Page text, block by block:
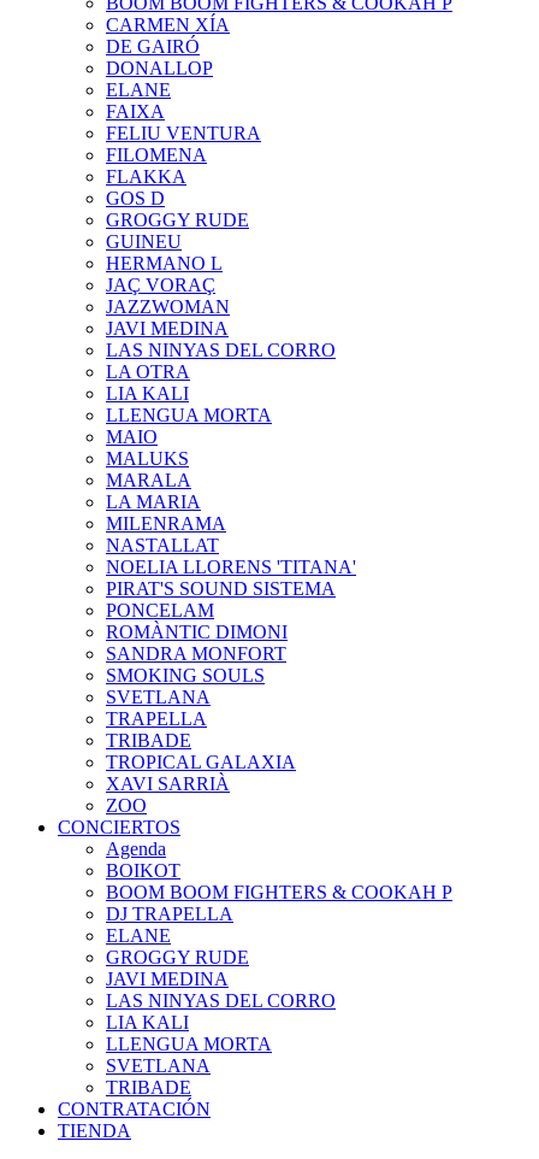
CARMEN XÍA
DE GAIRÓ
DONALLOP
ELANE
FAIXA
FELIU VENTURA
FILOMENA
FLAKKA
GOS D
GROGGY RUDE
GUINEU
HERMANO L
JAÇ VORAÇ
JAZZWOMAN
JAVI MEDINA
LAS NINYAS DEL CORRO
LA OTRA
LIA KALI
LLENGUA MORTA
MAIO
MALUKS
MARALA
LA MARIA
MILENRAMA
NASTALLAT
NOELIA LLORENS 'TITANA'
PIRAT'S SOUND SISTEMA
PONCELAM
ROMÀNTIC DIMONI
SANDRA MONFORT
SMOKING SOULS
SVETLANA
TRAPELLA
TRIBADE
TROPICAL GALAXIA
XAVI SARRIÀ
ZOO
CONCIERTOS
Agenda
BOIKOT
BOOM BOOM FIGHTERS & COOKAH P
DJ TRAPELLA
ELANE
GROGGY RUDE
JAVI MEDINA
LAS NINYAS DEL CORRO
LIA KALI
LLENGUA MORTA
SVETLANA
TRIBADE
CONTRATACIÓN
TIENDA